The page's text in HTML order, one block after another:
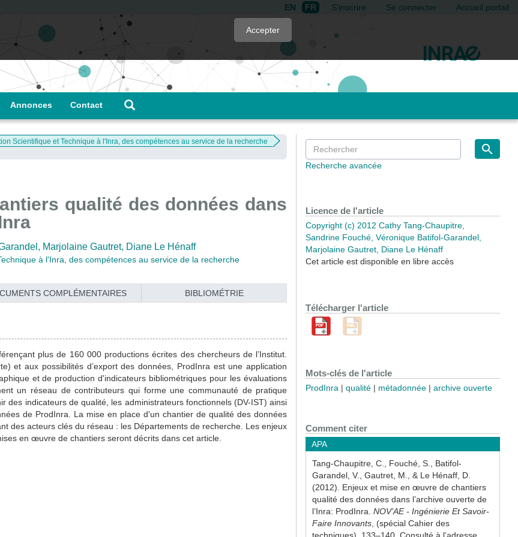
EN FR S'inscrire Se connecter Accueil portail
Annonces Contact
Scientifique et Technique à l'Inra, des compétences au service de la recherche
qualité des données dans
Marjolaine Gautret, Diane Le Hénaff
à l'Inra, des compétences au service de la recherche
COMPLÉMENTAIRES BIBLIOMÉTRIE
plus de 160 000 productions écrites des chercheurs de l’Institut.
et aux possibilités d’export des données, ProdInra est une application
et de production d'indicateurs bibliométriques pour les évaluations
un réseau de contributeurs qui forme une communauté de pratique
indicateurs de qualité, les administrateurs fonctionnels (DV-IST) ainsi
de ProdInra. La mise en place d'un chantier de qualité des données
des acteurs clés du réseau : les Départements de recherche. Les enjeux
en œuvre de chantiers seront décrits dans cet article.
Recherche avancée
Licence de l'article
Copyright (c) 2012 Cathy Tang-Chaupitre,
Sandrine Fouché, Véronique Batifol-Garandel,
Marjolaine Gautret, Diane Le Hénaff
Cet article est disponible en libre accès
Télécharger l'article
Mots-clés de l'article
ProdInra qualité métadonnée archive ouverte
Comment citer
APA
Tang-Chaupitre, C., Fouché, S., Batifol-
Garandel, V., Gautret, M., & Le Hénaff, D.
(2012). Enjeux et mise en œuvre de chantiers
qualité des données dans l’archive ouverte de
l’Inra: ProdInra.NOV’AE - Ingénierie Et Savoir-
Faire Innovants , (spécial Cahier des
Accepter